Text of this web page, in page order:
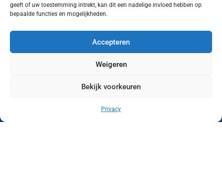
geeft of uw toestemming intrekt, kan dit een nadelige invloed hebben op
bepaalde functies en mogelijkheden.
Accepteren
Weigeren
Bekijk voorkeuren
Privacy
Wij van FranekerActueel.nl verzorgen het nieuws